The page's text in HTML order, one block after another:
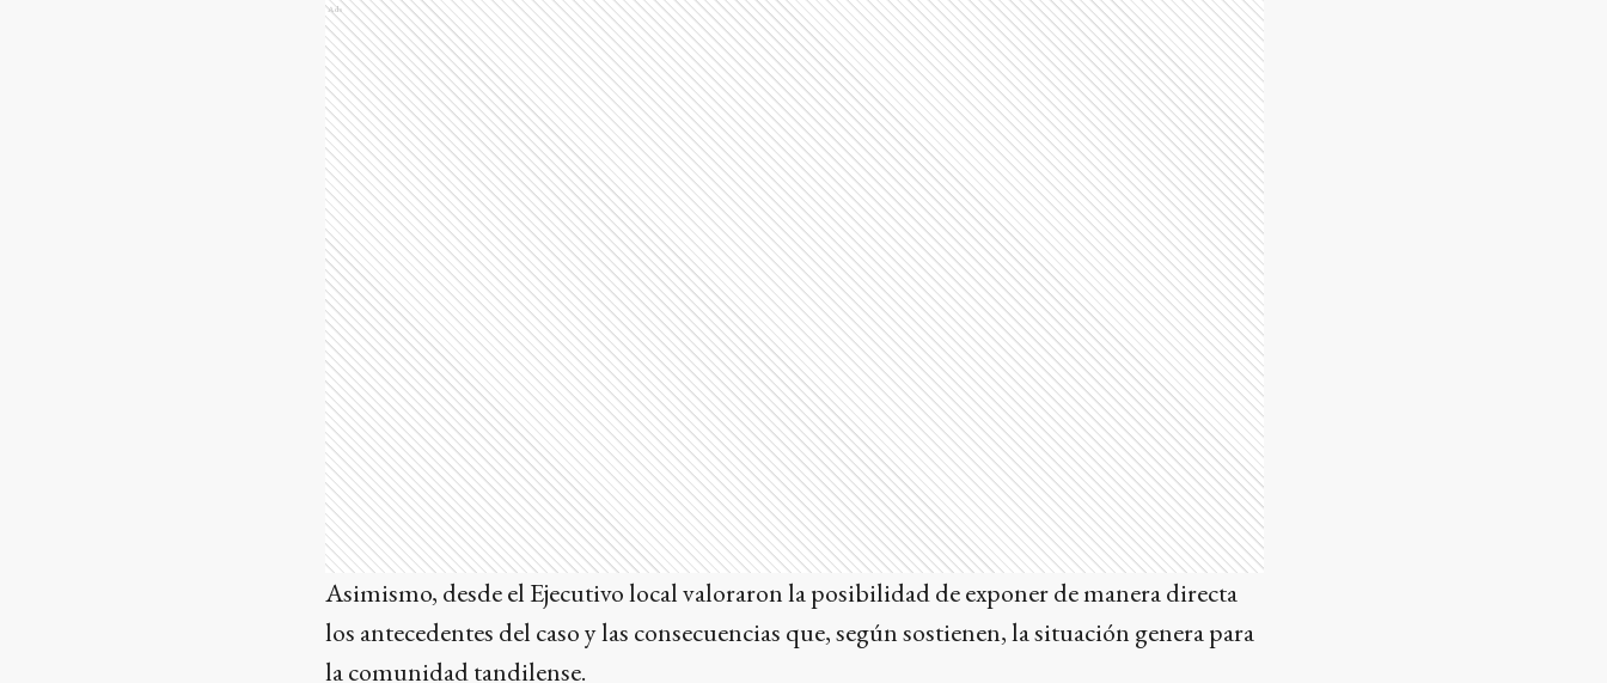
Ads
Asimismo, desde el Ejecutivo local valoraron la posibilidad de exponer de manera directa
los antecedentes del caso y las consecuencias que, según sostienen, la situación genera para
la comunidad tandilense.